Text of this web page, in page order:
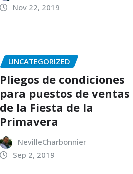
Nov 22, 2019
UNCATEGORIZED
Pliegos de condiciones
para puestos de ventas
de la Fiesta de la
Primavera
NevilleCharbonnier
Sep 2, 2019